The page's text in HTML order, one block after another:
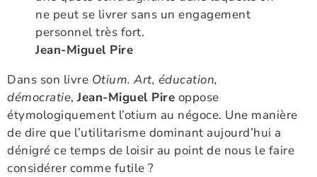
ne peut se livrer sans un engagement
personnel très fort.
Jean-Miguel Pire
Dans son livre Otium. Art, éducation,
démocratie, Jean-Miguel Pire oppose
étymologiquement l’otium au négoce. Une manière
de dire que l’utilitarisme dominant aujourd’hui a
dénigré ce temps de loisir au point de nous le faire
considérer comme futile ?